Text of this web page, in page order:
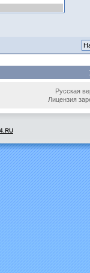
Русская
Лицензия